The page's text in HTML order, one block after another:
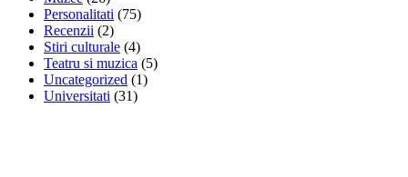
Personalitati (75)
Recenzii (2)
Stiri culturale (4)
Teatru si muzica (5)
Uncategorized (1)
Universitati (31)